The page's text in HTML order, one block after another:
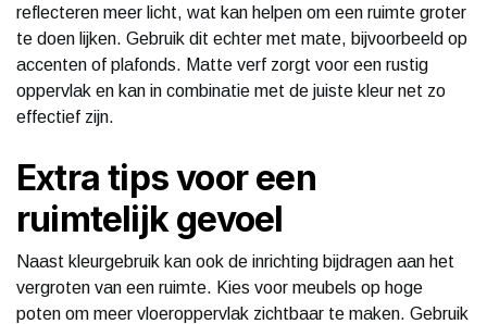
reflecteren meer licht, wat kan helpen om een ruimte groter
te doen lijken. Gebruik dit echter met mate, bijvoorbeeld op
accenten of plafonds. Matte verf zorgt voor een rustig
oppervlak en kan in combinatie met de juiste kleur net zo
effectief zijn.
Extra tips voor een
ruimtelijk gevoel
Naast kleurgebruik kan ook de inrichting bijdragen aan het
vergroten van een ruimte. Kies voor meubels op hoge
poten om meer vloeroppervlak zichtbaar te maken. Gebruik